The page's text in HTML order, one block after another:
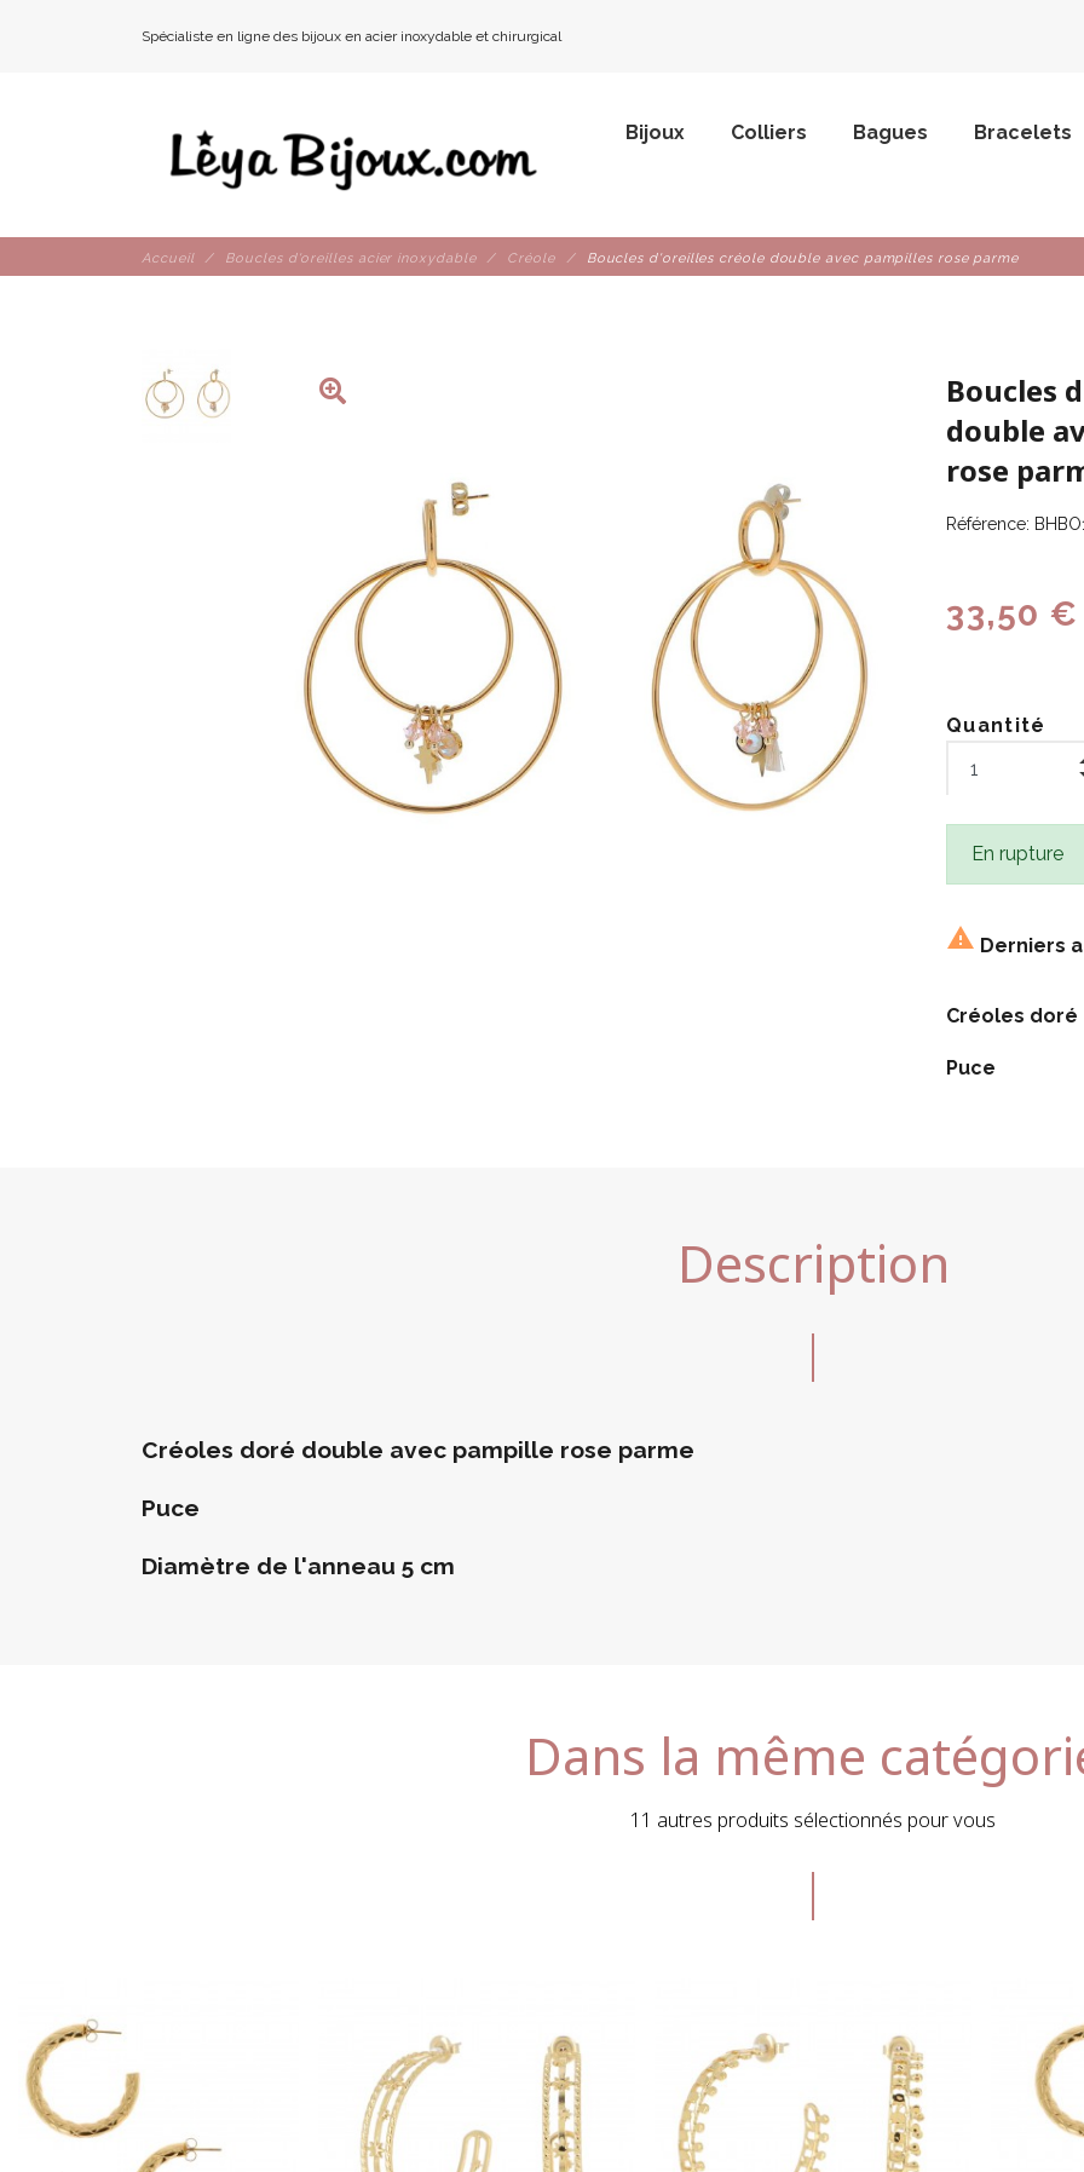
Spécialiste en ligne des bijoux en acier inoxydable et chirurgical
Bijoux Colliers Bagues Bracelets
Accueil Boucles d'oreilles acier inoxydable Créole Boucles d'oreilles créole double avec pampilles rose parme
Boucles
double
rose
Référence:
33,50 €
Quantité
En rupture
 Derniers
Créoles
Puce
Description
Créoles doré double avec pampille rose parme
Puce
Diamètre de l'anneau 5 cm
Dans la même
11 autres produits sélectionnés pour vous